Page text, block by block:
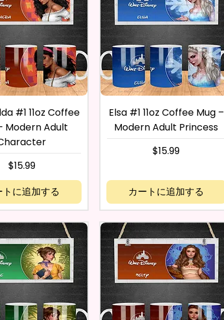
#1 11oz Coffee
Modern Adult
価格
$15.99
トに追加する
Elsa #1 11oz Coffee Mug –
Modern Adult Princess
価格
$15.99
カートに追加する